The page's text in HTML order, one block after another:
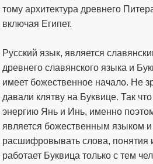
тому архитектура древнего
включая Египет.
Русский язык, является
древнего славянского языка и
имеет божественное начало. Не
давали клятву на Буквице. Так
энергию Янь и Инь, именно
является божественным языком и
расшифровывать слова, понятия
работает Буквица только с тем